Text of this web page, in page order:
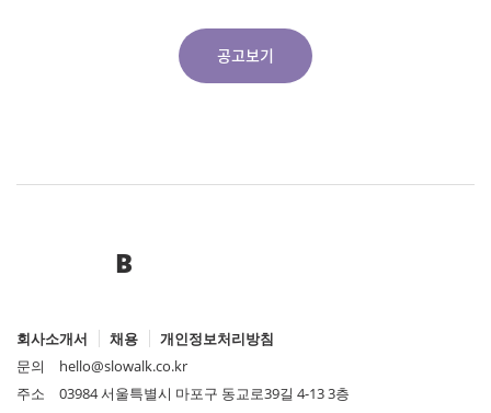
공고보기
B
회사소개서 채용
개인정보처리방침
문의
hello@slowalk.co.kr
주소
03984 서울특별시 마포구 동교로39길 4-13 3층